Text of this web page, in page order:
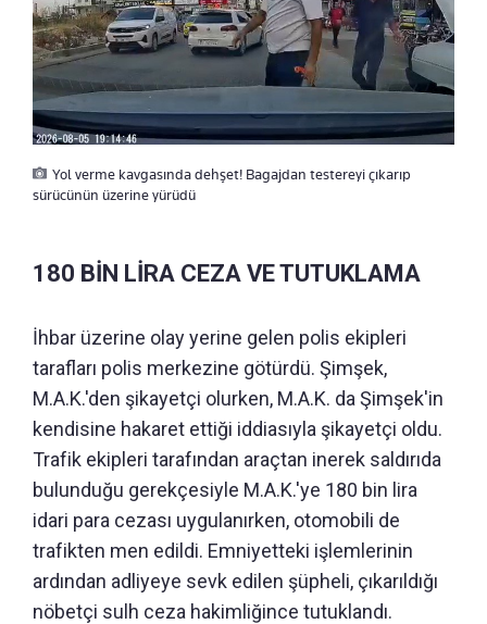
Yol verme kavgasında dehşet! Bagajdan testereyi çıkarıp
sürücünün üzerine yürüdü
180 BİN LİRA CEZA VE TUTUKLAMA
İhbar üzerine olay yerine gelen polis ekipleri
tarafları polis merkezine götürdü. Şimşek,
M.A.K.'den şikayetçi olurken, M.A.K. da Şimşek'in
kendisine hakaret ettiği iddiasıyla şikayetçi oldu.
Trafik ekipleri tarafından araçtan inerek saldırıda
bulunduğu gerekçesiyle M.A.K.'ye 180 bin lira
idari para cezası uygulanırken, otomobili de
trafikten men edildi. Emniyetteki işlemlerinin
ardından adliyeye sevk edilen şüpheli, çıkarıldığı
nöbetçi sulh ceza hakimliğince tutuklandı.